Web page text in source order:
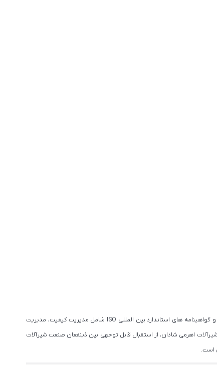
به عنوان یکی از نام های معتبر تولیدکننده شیرآلات در ایران، از منظر نگرش دانش محور و سیستمی می باشد که با دارا بودن نشان استاندارد ملی ایران و گواهینامه های استاندارد بین المللی ISO شامل مدیریت کیفیت، مدیریت
اهرمی شادان، از استقبال قابل توجهی بین ذینفعان صنعت شیرآلات